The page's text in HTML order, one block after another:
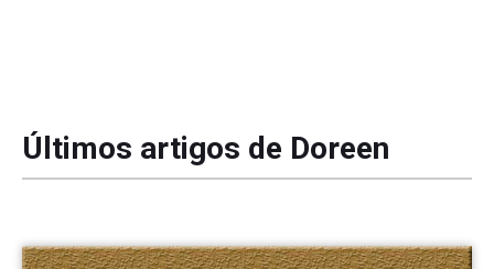
Últimos artigos de Doreen